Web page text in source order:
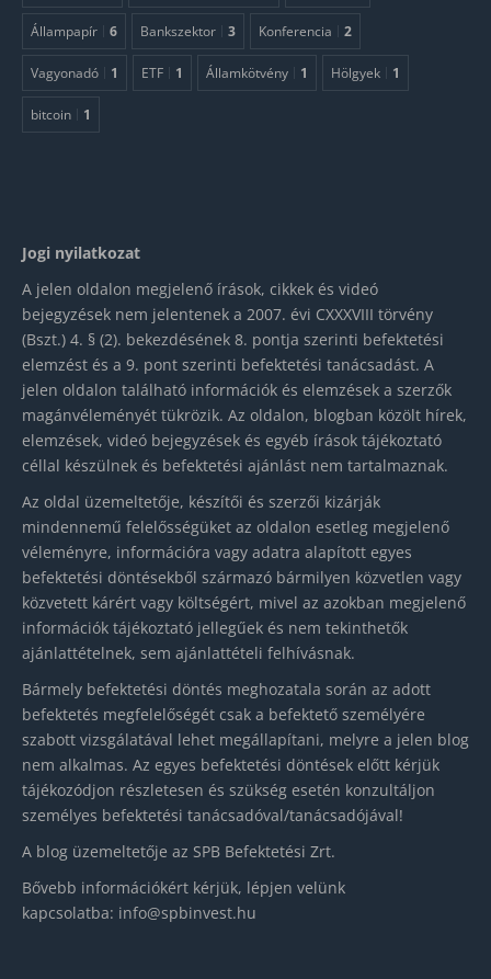
Állampapír 6 Bankszektor 3 Konferencia 2
Vagyonadó 1 ETF 1 Államkötvény 1 Hölgyek 1
bitcoin 1
Jogi nyilatkozat
A jelen oldalon megjelenő írások, cikkek és videó
bejegyzések nem jelentenek a 2007. évi CXXXVIII törvény
(Bszt.) 4. § (2). bekezdésének 8. pontja szerinti befektetési
elemzést és a 9. pont szerinti befektetési tanácsadást. A
jelen oldalon található információk és elemzések a szerzők
magánvéleményét tükrözik. Az oldalon, blogban közölt hírek,
elemzések, videó bejegyzések és egyéb írások tájékoztató
céllal készülnek és befektetési ajánlást nem tartalmaznak.
Az oldal üzemeltetője, készítői és szerzői kizárják
mindennemű felelősségüket az oldalon esetleg megjelenő
véleményre, információra vagy adatra alapított egyes
befektetési döntésekből származó bármilyen közvetlen vagy
közvetett kárért vagy költségért, mivel az azokban megjelenő
információk tájékoztató jellegűek és nem tekinthetők
ajánlattételnek, sem ajánlattételi felhívásnak.
Bármely befektetési döntés meghozatala során az adott
befektetés megfelelőségét csak a befektető személyére
szabott vizsgálatával lehet megállapítani, melyre a jelen blog
nem alkalmas. Az egyes befektetési döntések előtt kérjük
tájékozódjon részletesen és szükség esetén konzultáljon
személyes befektetési tanácsadóval/tanácsadójával!
A blog üzemeltetője az SPB Befektetési Zrt.
Bővebb információkért kérjük, lépjen velünk
kapcsolatba: info@spbinvest.hu